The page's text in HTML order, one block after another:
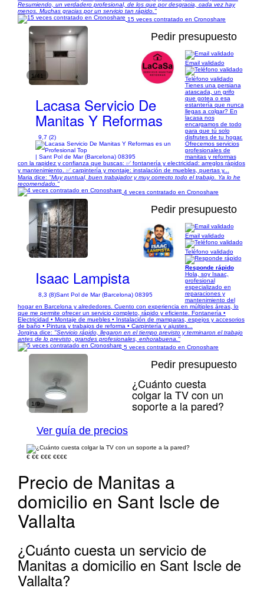
Resumiendo, un verdadero profesional, de los que por desgracia, cada vez hay
menos. Muchas gracias por un servicio tan rápido."
15 veces contratado en Cronoshare
1/41
Pedir presupuesto
Lacasa Servicio De
Manitas Y Reformas
9,7 (2)
| Sant Pol de Mar (Barcelona) 08395
Email validado
Teléfono validado
Tienes una persiana
atascada, un grifo
que gotea o esa
estantería que nunca
llegas a colgar? En
lacasa nos
encargamos de todo
para que tú solo
disfrutes de tu hogar.
Ofrecemos servicios
profesionales de
manitas y reformas
con la rapidez y confianza que buscas: ✅ fontanería y electricidad: arreglos rápidos
y mantenimiento. ✅ carpintería y montaje: instalación de muebles, puertas y...
Maria dice: "Muy puntual, buen trabajador y muy correcto todo el trabajo. Ya lo he
recomendado."
4 veces contratado en Cronoshare
1/5
Pedir presupuesto
Isaac Lampista
8,3 (8)Sant Pol de Mar (Barcelona) 08395
Email validado
Teléfono validado
Responde rápido
Hola, soy Isaac,
profesional
especializado en
reparaciones y
mantenimiento del
hogar en Barcelona y alrededores. Cuento con experiencia en múltiples áreas, lo
que me permite ofrecer un servicio completo, rápido y eficiente. Fontanería •
Electricidad • Montaje de muebles • Instalación de mamparas, espejos y accesorios
de baño • Pintura y trabajos de reforma • Carpintería y ajustes...
Jorgina dice: "Servicio rápido, llegaron en el tiempo previsto y terminaron el trabajo
antes de lo previsto, grandes profesionales, enhorabuena."
5 veces contratado en Cronoshare
1/9
Pedir presupuesto
¿Cuánto cuesta
colgar la TV con un
soporte a la pared?
Ver guía de precios
€ €€ €€€ €€€€
Precio de Manitas a
domicilio en Sant Iscle de
Vallalta
¿Cuánto cuesta un servicio de
Manitas a domicilio en Sant Iscle de
Vallalta?